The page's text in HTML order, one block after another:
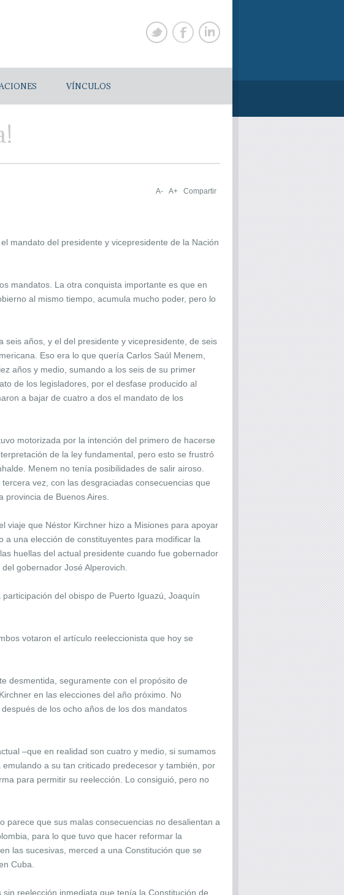
VÍNCULOS
A- A+ Compartir
mandato del presidente y vicepresidente de la Nación
mandatos. La otra conquista importante es que en
al mismo tiempo, acumula mucho poder, pero lo
años, y el del presidente y vicepresidente, de seis
Eso era lo que quería Carlos Saúl Menem,
años y medio, sumando a los seis de su primer
de los legisladores, por el desfase producido al
a bajar de cuatro a dos el mandato de los
motorizada por la intención del primero de hacerse
de la ley fundamental, pero esto se frustró
Menem no tenía posibilidades de salir airoso.
vez, con las desgraciadas consecuencias que
de Buenos Aires.
viaje que Néstor Kirchner hizo a Misiones para apoyar
una elección de constituyentes para modificar la
huellas del actual presidente cuando fue gobernador
gobernador José Alperovich.
del obispo de Puerto Iguazú, Joaquín
votaron el artículo reeleccionista que hoy se
desmentida, seguramente con el propósito de
en las elecciones del año próximo. No
de los ocho años de los dos mandatos
–que en realidad son cuatro y medio, si sumamos
a su tan criticado predecesor y también, por
para permitir su reelección. Lo consiguió, pero no
parece que sus malas consecuencias no desalientan a
para lo que tuvo que hacer reformar la
las sucesivas, merced a una Constitución que se
Cuba.
reelección inmediata que tenía la Constitución de